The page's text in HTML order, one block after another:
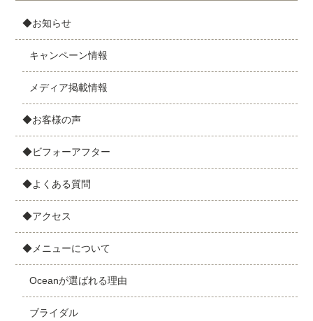
◆お知らせ
キャンペーン情報
メディア掲載情報
◆お客様の声
◆ビフォーアフター
◆よくある質問
◆アクセス
◆メニューについて
Oceanが選ばれる理由
ブライダル